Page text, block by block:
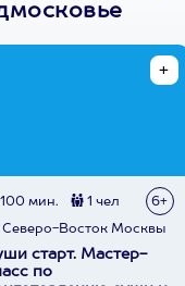
мин. 1 чел 6+
Северо-Восток Москвы
старт. Мастер-
по